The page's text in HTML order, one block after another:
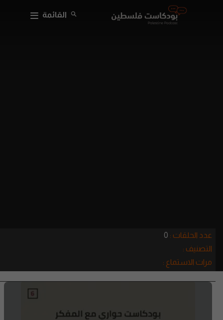
القائمة
عدد الحلقات : 0
التصنيف :
مرات الاستماع :